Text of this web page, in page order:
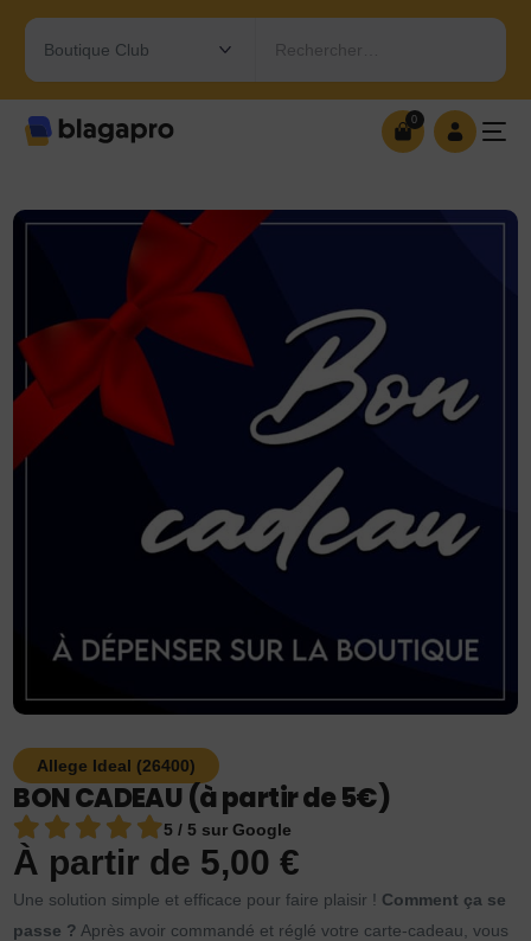
Rechercher…
0
Allege Ideal (26400)
BON CADEAU (à partir de 5€)
5 / 5 sur Google
À partir de 5,00€
Une solution simple et efficace pour faire plaisir ! Comment ça se
passe ? Après avoir commandé et réglé votre carte-cadeau, vous